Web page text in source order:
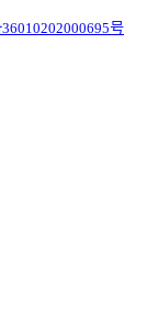
号